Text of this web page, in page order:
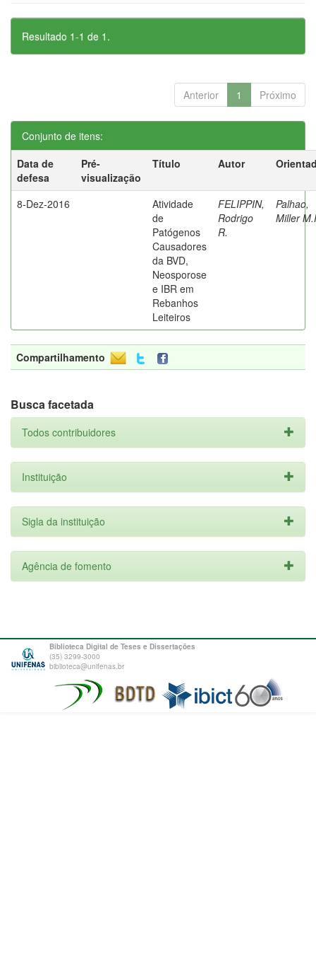
Resultado 1-1 de 1.
Anterior 1 Próximo
Conjunto de itens:
Data de
defesa
Pré-
visualização
Título Autor
8-Dez-2016
Atividade
de
Patógenos
Causadores
da BVD,
Neosporose
e IBR em
Rebanhos
Leiteiros
FELIPPIN,
Rodrigo
R.
Palhao,
Miller
Compartilhamento
Busca facetada
Todos contribuidores
Instituição
Sigla da instituição
Agência de fomento
Biblioteca Digital de Teses e Dissertações
(35) 3299-3000
biblioteca@unifenas.br